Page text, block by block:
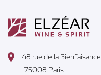
48 rue de la Bienfaisance
75008 Paris